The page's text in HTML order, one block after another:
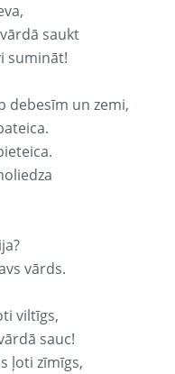
saukt
sumināt!
debesīm un zemi,
vārds.
viltīgs,
sauc!
ļoti zīmīgs,